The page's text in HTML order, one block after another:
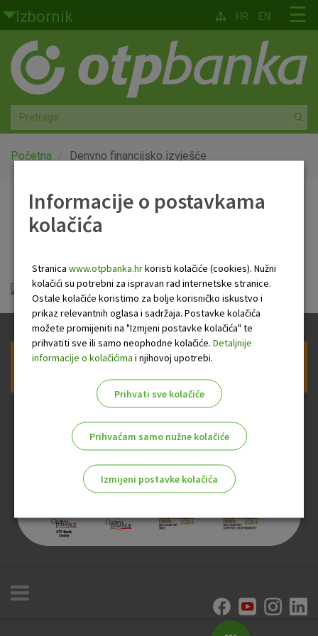
Skoči na glavni sadržaj
Izbornik
Građani
Privatno bankarstvo
Agro
Mala poduzeća i obrtnici
Globalna tržišta
O nama
☰
HR EN
Početna Denvno financijsko izvješće
Denvno financijsko
Dnevno financijsko izvješće.pdf
Prijava na newsletter OTP banke
Informacije o postavkama
kolačića
Stranica www.otpbanka.hrkoristi kolačiće (cookies). Nužni
kolačići su potrebni za ispravan rad internetske stranice.
Ostale kolačiće koristimo za bolje korisničko iskustvo i
prikaz relevantnih oglasa i sadržaja. Postavke kolačića
možete promijeniti na "Izmjeni postavke kolačića" te
prihvatiti sve ili samo neophodne kolačiće. Detaljnije
informacije o kolačićima i njihovoj upotrebi.
Prihvati sve kolačiće
Prihvaćam samo nužne kolačiće
Izmijeni postavke kolačića
Nužni kolačići